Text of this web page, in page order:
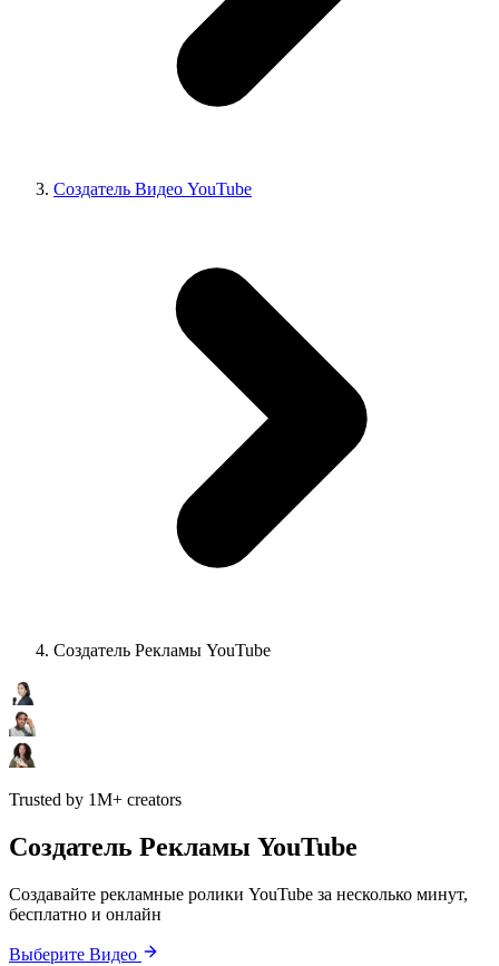
Создатель Видео YouTube
Создатель Рекламы YouTube
Trusted by 1M+ creators
Создатель Рекламы YouTube
Создавайте рекламные ролики YouTube за несколько минут,
бесплатно и онлайн
Выберите Видео